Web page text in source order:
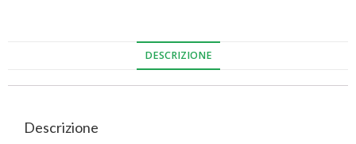
DESCRIZIONE
Descrizione